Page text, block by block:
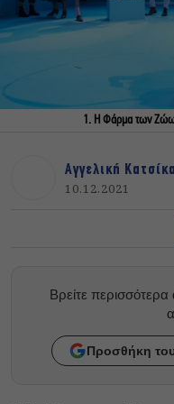
1. Η Φάρμα των
Αγγελική Κατσίκα
10.12.2021
Βρείτε
Προσθήκη